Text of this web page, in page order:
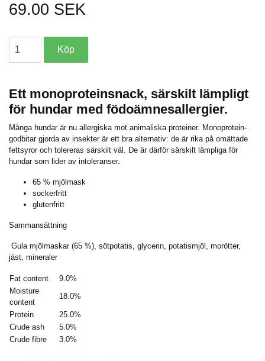
69.00 SEK
Ett monoproteinsnack, särskilt lämpligt
för hundar med födoämnesallergier.
Många hundar är nu allergiska mot animaliska proteiner. Monoprotein-
godbitar gjorda av insekter är ett bra alternativ: de är rika på omättade
fettsyror och tolereras särskilt väl. De är därför särskilt lämpliga för
hundar som lider av intoleranser.
65 % mjölmask
sockerfritt
glutenfritt
Sammansättning
Gula mjölmaskar (65 %), sötpotatis, glycerin, potatismjöl, morötter,
jäst, mineraler
Fat content 9.0%
Moisture
content
18.0%
Protein 25.0%
Crude ash
5.0%
Crude fibre
3.0%